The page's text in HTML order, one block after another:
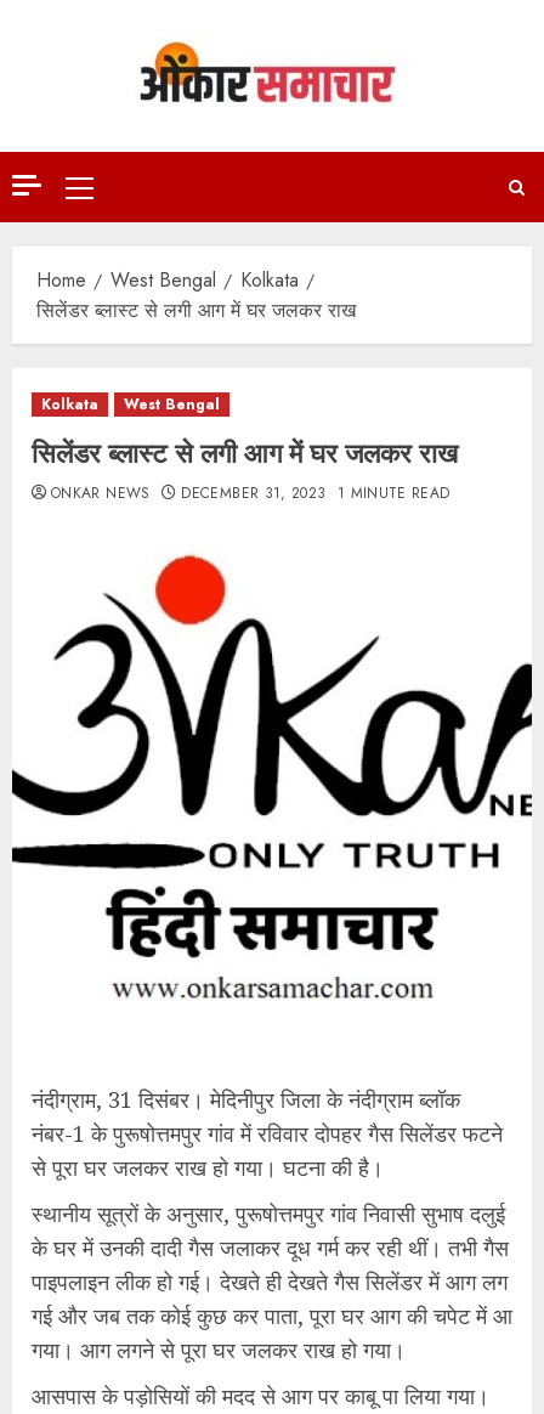
Primary
Menu
Home West Bengal
Kolkata
सिलेंडर ब्लास्ट से लगी आग में घर जलकर राख
Kolkata West Bengal
सिलेंडर ब्लास्ट से लगी आग में घर जलकर राख
ONKAR NEWS DECEMBER 31, 2023 1 MINUTE READ
नंदीग्राम, 31 दिसंबर। मेदिनीपुर जिला के नंदीग्राम ब्लॉक
नंबर-1 के पुरूषोत्तमपुर गांव में रविवार दोपहर गैस सिलेंडर फटने
से पूरा घर जलकर राख हो गया। घटना की है।
स्थानीय सूत्रों के अनुसार, पुरूषोत्तमपुर गांव निवासी सुभाष दलुई
के घर में उनकी दादी गैस जलाकर दूध गर्म कर रही थीं। तभी गैस
पाइपलाइन लीक हो गई। देखते ही देखते गैस सिलेंडर में आग लग
गई और जब तक कोई कुछ कर पाता, पूरा घर आग की चपेट में आ
गया। आग लगने से पूरा घर जलकर राख हो गया।
आसपास के पड़ोसियों की मदद से आग पर काबू पा लिया गया।